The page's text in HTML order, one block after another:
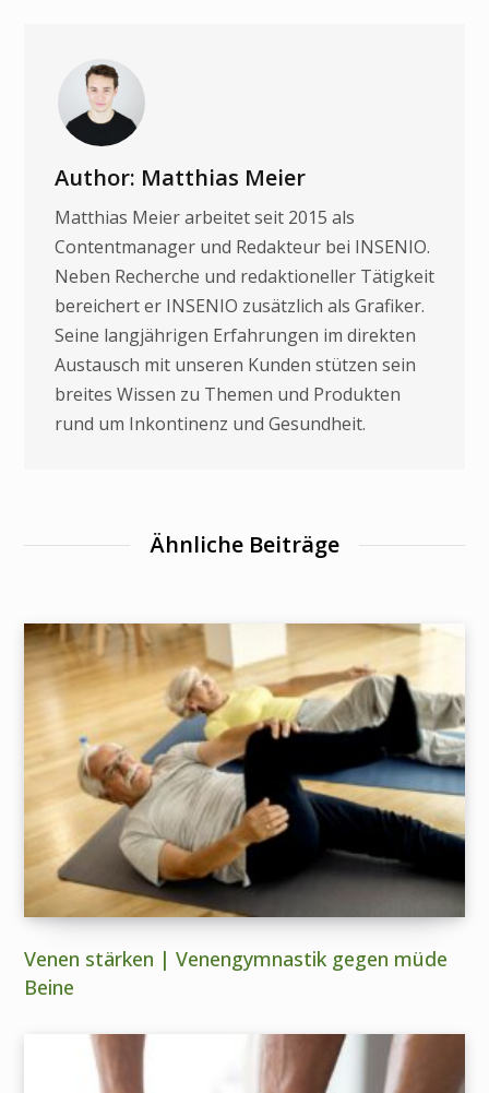
Author: Matthias Meier
Matthias Meier arbeitet seit 2015 als
Contentmanager und Redakteur bei INSENIO.
Neben Recherche und redaktioneller Tätigkeit
bereichert er INSENIO zusätzlich als Grafiker.
Seine langjährigen Erfahrungen im direkten
Austausch mit unseren Kunden stützen sein
breites Wissen zu Themen und Produkten
rund um Inkontinenz und Gesundheit.
Ähnliche Beiträge
Venen stärken | Venengymnastik gegen müde
Beine